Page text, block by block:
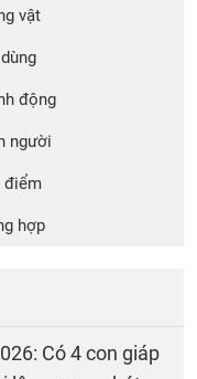
vật
động
người
điểm
hợp
Có 4 con giáp